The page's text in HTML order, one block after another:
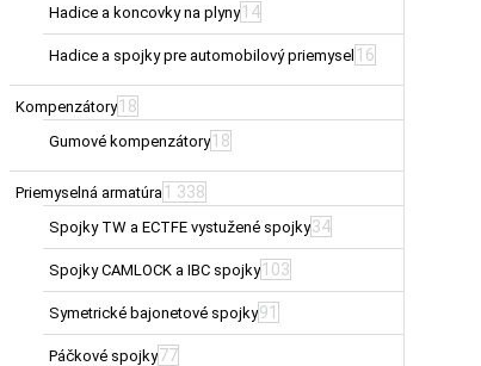
Hadice a koncovky na plyny 14
Hadice a spojky pre automobilový priemysel 16
Kompenzátory 18
Gumové kompenzátory 18
Priemyselná armatúra 1 338
Spojky TW a ECTFE vystužené spojky34
Spojky CAMLOCK a IBC spojky 103
Symetrické bajonetové spojky91
Páčkové spojky77